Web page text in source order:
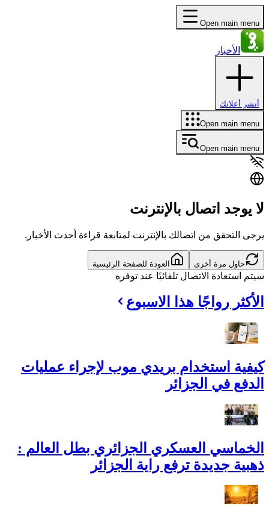
Open main menu
الأخبار
أنشر أعلانك
Open main menu
Open main menu
لا يوجد اتصال بالإنترنت
يرجى التحقق من اتصالك بالإنترنت لمتابعة قراءة أحدث الأخبار.
حاول مرة أخرى العودة للصفحة الرئيسية
سيتم استعادة الاتصال تلقائيًا عند توفره
الأكثر رواجًا هذا الاسبوع
كيفية استخدام بريدي موب لإجراء عمليات
الدفع في الجزائر
الخماسي العسكري الجزائري بطل العالم :
ذهبية جديدة ترفع راية الجزائر